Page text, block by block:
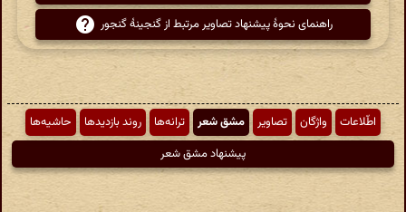
راهنمای نحوهٔ پیشنهاد تصاویر مرتبط از گنجینهٔ گنجور
اطّلاعات واژگان تصاویر مشق شعر ترانه‌ها روند بازدیدها
حاشیه‌ها
پیشنهاد مشق شعر